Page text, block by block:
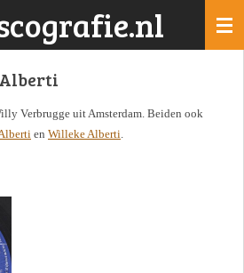
Verbrugge uit Amsterdam. Beiden ook
en Willeke Alberti.